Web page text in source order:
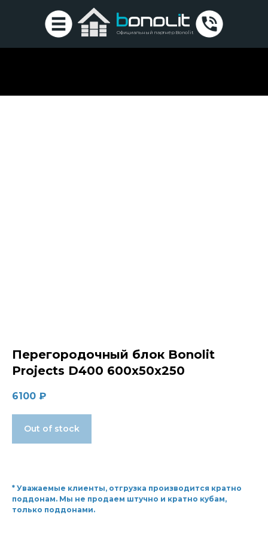
Официальный партнёр Bonolit
Перегородочный блок Bonolit
Projects D400 600х50х250
6100 ₽
Out of stock
* Уважаемые клиенты, отгрузка производится кратно
поддонам. Мы не продаем штучно и кратно кубам,
только поддонами.